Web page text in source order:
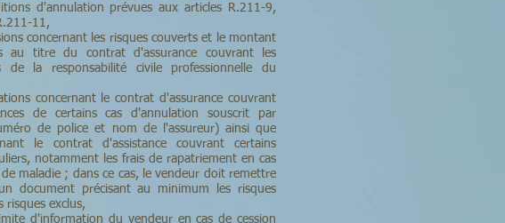
d'annulation prévues aux articles R.211-9,
11,
concernant les risques couverts et le montant
au titre du contrat d'assurance couvrant les
de la responsabilité civile professionnelle du
concernant le contrat d'assurance couvrant
de certains cas d'annulation souscrit par
de police et nom de l'assureur) ainsi que
le contrat d'assistance couvrant certains
notamment les frais de rapatriement en cas
maladie ; dans ce cas, le vendeur doit remettre
document précisant au minimum les risques
risques exclus,
d'information du vendeur en cas de cession